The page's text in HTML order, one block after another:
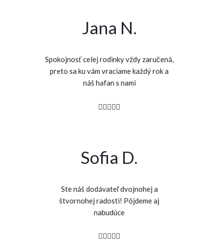
Jana N.
Spokojnosť celej rodinky vždy zaručená,
preto sa ku vám vraciame každý rok a
náš hafan s nami
Sofia D.
Ste náš dodávateľ dvojnohej a
štvornohej radosti! Pôjdeme aj
nabudúce